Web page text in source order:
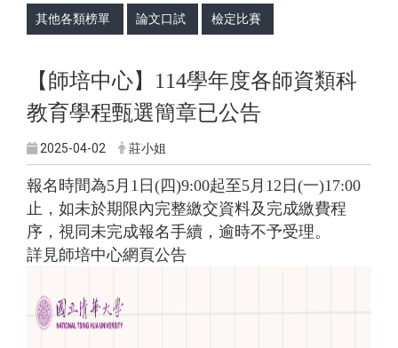
其他各類榜單 論文口試 檢定比賽
【師培中心】114學年度各師資類科
教育學程甄選簡章已公告
2025-04-02 莊小姐
報名時間為5月1日(四)9:00起至5月12日(一)17:00
止，如未於期限內完整繳交資料及完成繳費程
序，視同未完成報名手續，逾時不予受理。
詳見師培中心網頁公告